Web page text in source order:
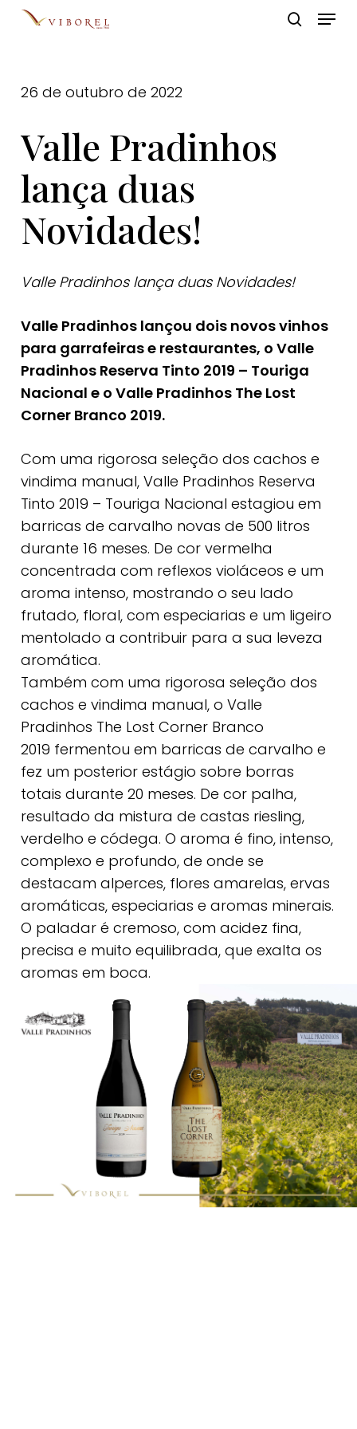
Skip
Menu
26 de outubro de 2022
Valle Pradinhos
lança duas
Novidades!
Valle Pradinhos lança duas Novidades!
Valle Pradinhos lançou dois novos vinhos
para garrafeiras e restaurantes, o Valle
Pradinhos Reserva Tinto 2019 – Touriga
Nacional e o Valle Pradinhos The Lost
Corner Branco 2019.
Com uma rigorosa seleção dos cachos e
vindima manual, Valle Pradinhos Reserva
Tinto 2019 – Touriga Nacional estagiou em
barricas de carvalho novas de 500 litros
durante 16 meses. De cor vermelha
concentrada com reflexos violáceos e um
aroma intenso, mostrando o seu lado
frutado, floral, com especiarias e um ligeiro
mentolado a contribuir para a sua leveza
aromática.
Também com uma rigorosa seleção dos
cachos e vindima manual, o Valle
Pradinhos The Lost Corner Branco
2019 fermentou em barricas de carvalho e
fez um posterior estágio sobre borras
totais durante 20 meses. De cor palha,
resultado da mistura de castas riesling,
verdelho e códega. O aroma é fino, intenso,
complexo e profundo, de onde se
destacam alperces, flores amarelas, ervas
aromáticas, especiarias e aromas minerais.
O paladar é cremoso, com acidez fina,
precisa e muito equilibrada, que exalta os
aromas em boca.